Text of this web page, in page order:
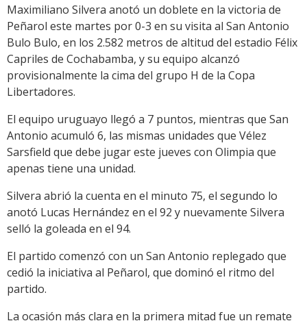
Link
Maximiliano Silvera anotó un doblete en la victoria de
Peñarol este martes por 0-3 en su visita al San Antonio
Bulo Bulo, en los 2.582 metros de altitud del estadio Félix
Capriles de Cochabamba, y su equipo alcanzó
provisionalmente la cima del grupo H de la Copa
Libertadores.
El equipo uruguayo llegó a 7 puntos, mientras que San
Antonio acumuló 6, las mismas unidades que Vélez
Sarsfield que debe jugar este jueves con Olimpia que
apenas tiene una unidad.
Silvera abrió la cuenta en el minuto 75, el segundo lo
anotó Lucas Hernández en el 92 y nuevamente Silvera
selló la goleada en el 94.
El partido comenzó con un San Antonio replegado que
cedió la iniciativa al Peñarol, que dominó el ritmo del
partido.
La ocasión más clara en la primera mitad fue un remate